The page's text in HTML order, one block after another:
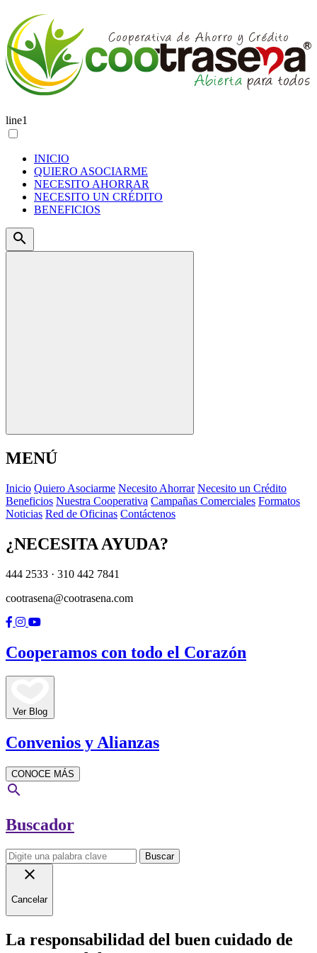
line1
INICIO
QUIERO ASOCIARME
NECESITO AHORRAR
NECESITO UN CRÉDITO
BENEFICIOS
search
MENÚ
Inicio Quiero Asociarme Necesito Ahorrar Necesito un Crédito
Beneficios Nuestra Cooperativa Campañas Comerciales Formatos
Noticias Red de Oficinas Contáctenos
¿NECESITA AYUDA?
444 2533 · 310 442 7841
cootrasena@cootrasena.com
Cooperamos con todo el Corazón
Ver Blog
Convenios y Alianzas
CONOCE MÁS
search
Buscador
Buscar
close
Cancelar
La responsabilidad del buen cuidado de